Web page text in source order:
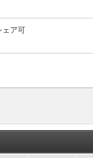
ェア可